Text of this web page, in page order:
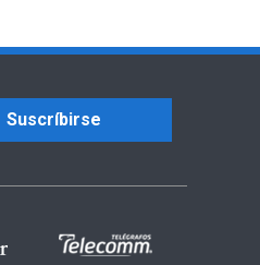
Suscríbirse